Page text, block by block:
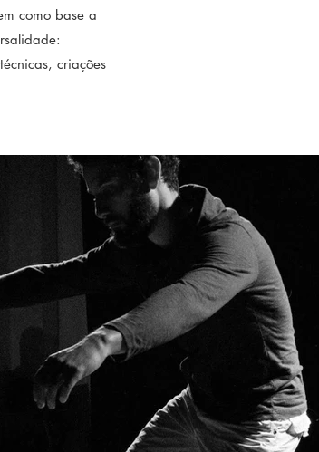
como base a
criações